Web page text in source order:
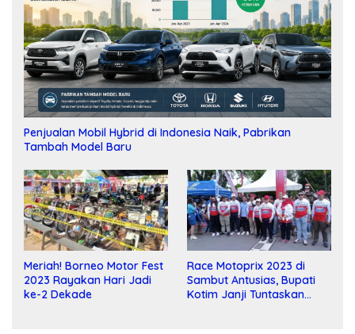
Penjualan Mobil Hybrid di Indonesia Naik, Pabrikan
Tambah Model Baru
Meriah! Borneo Motor Fest
2023 Rayakan Hari Jadi
ke-2 Dekade
Race Motoprix 2023 di
Sambut Antusias, Bupati
Kotim Janji Tuntaskan